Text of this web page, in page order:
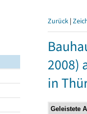
Zurück |
2008)
in